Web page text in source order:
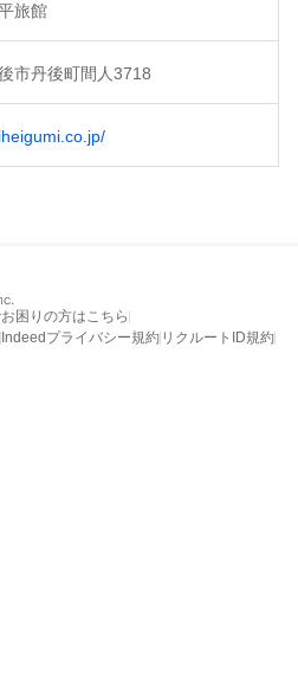
旅館
市丹後町間人3718
困りの方はこちら
Indeedプライバシー規約 リクルートID規約